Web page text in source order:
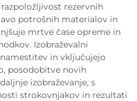
rezervnih
potrošnih materialov in
mrtve čase opreme in
Izobraževalni
in vključujejo
posodobitve novih
izobraževanje, s
strokovnjakov in rezultati